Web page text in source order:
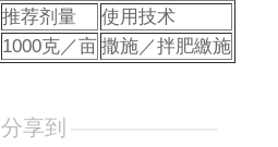
推荐剂量
使用技术
1000克／亩 撒施／拌肥繳施
分享到